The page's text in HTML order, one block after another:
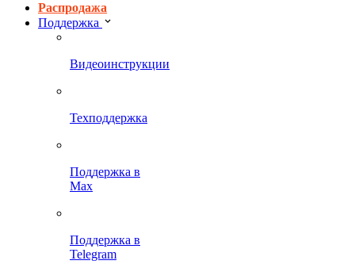
Распродажа
Поддержка
Видеоинструкции
Техподдержка
Поддержка в
Max
Поддержка в
Telegram